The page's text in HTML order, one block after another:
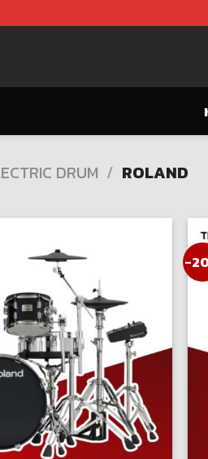
DRUM / ROLAND
-